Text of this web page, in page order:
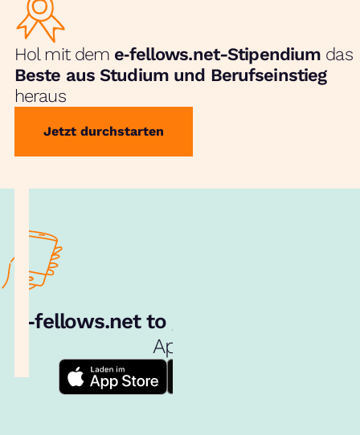
Hol mit dem e‑fellows.net-Stipendium das
Beste aus Studium und Berufseinstieg
heraus
Jetzt durchstarten
e‑fellows.net to go:
App!